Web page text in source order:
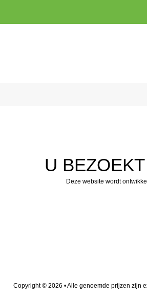
U
Deze website wordt
Copyright © 2026 • Alle genoemde prijzen zijn